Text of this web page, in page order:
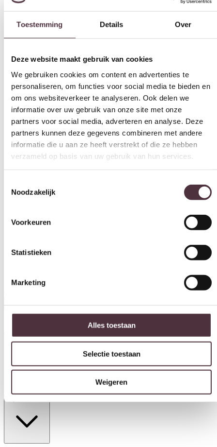
Toestemming Details Over
Deze website maakt gebruik van cookies
We gebruiken cookies om content en advertenties te
personaliseren, om functies voor social media te bieden en
om ons websiteverkeer te analyseren. Ook delen we
informatie over uw gebruik van onze site met onze
partners voor social media, adverteren en analyse. Deze
partners kunnen deze gegevens combineren met andere
informatie die u aan ze heeft verstrekt of die ze hebben
verzameld op basis van uw gebruik van hun services.
Noodzakelijk
Voorkeuren
Statistieken
Marketing
Alles toestaan
Selectie toestaan
Weigeren
Livingfurn opbergkast Elan Brown 180cm
Productinformatie